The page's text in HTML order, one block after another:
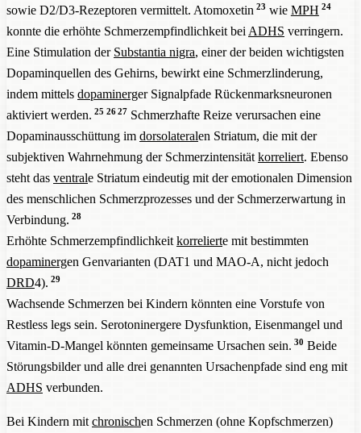
sowie D2/D3-Rezeptoren vermittelt. Atomoxetin 23 wie MPH 24
konnte die erhöhte Schmerzempfindlichkeit bei ADHS verringern.
Eine Stimulation der Substantia nigra, einer der beiden wichtigsten
Dopaminquellen des Gehirns, bewirkt eine Schmerzlinderung,
indem mittels dopaminerger Signalpfade Rückenmarksneuronen
aktiviert werden. 25 26 27 Schmerzhafte Reize verursachen eine
Dopaminausschüttung im dorsolateralen Striatum, die mit der
subjektiven Wahrnehmung der Schmerzintensität korreliert. Ebenso
steht das ventrale Striatum eindeutig mit der emotionalen Dimension
des menschlichen Schmerzprozesses und der Schmerzerwartung in
Verbindung. 28
Erhöhte Schmerzempfindlichkeit korrelierte mit bestimmten
dopaminergen Genvarianten (DAT1 und MAO-A, nicht jedoch
DRD4). 29
Wachsende Schmerzen bei Kindern könnten eine Vorstufe von
Restless legs sein. Serotoninergere Dysfunktion, Eisenmangel und
Vitamin-D-Mangel könnten gemeinsame Ursachen sein. 30 Beide
Störungsbilder und alle drei genannten Ursachenpfade sind eng mit
ADHS verbunden.
Bei Kindern mit chronischen Schmerzen (ohne Kopfschmerzen)